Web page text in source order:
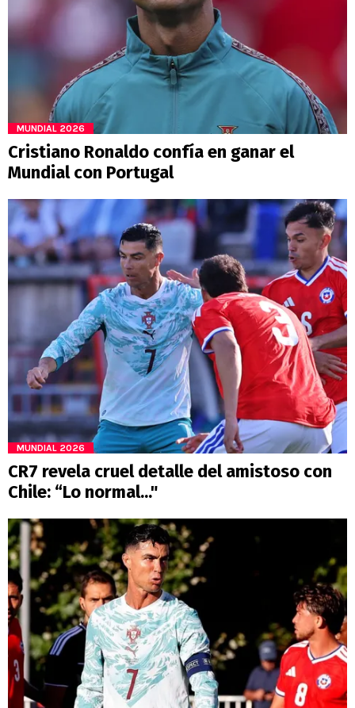
MUNDIAL 2026
Cristiano Ronaldo confía en ganar el
Mundial con Portugal
MUNDIAL 2026
CR7 revela cruel detalle del amistoso con
Chile: “Lo normal..."